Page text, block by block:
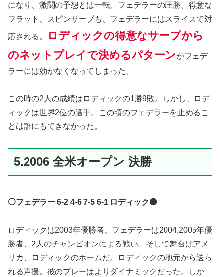
になり、激闘の予想とは一転、フェデラーの圧勝。得意な
フラット、スピンサーブも、フェデラーにはスライスで対
応される。
ロディックの得意なサーブから
のネットプレイで決めるパターンがフェデ
ラーには効かなくなってしまった。
この時の2人の成績はロディックの1勝9敗。しかし、ロデ
ィックは世界2位の選手。この頃のフェデラーを止めるこ
とは誰にもできなかった。
5.2006 全米オープン 決勝
⚪️フェデラー 6-2 4-6 7-5 6-1 ロディック⚫️
ロディックは2003年優勝者、フェデラーは2004,2005年優
勝者、2人のチャンピオンによる戦い。そして舞台はアメ
リカ、ロディックのホームだ。ロディックの地元から送ら
れる声援。彼のプレーはよりダイナミックだった。しか